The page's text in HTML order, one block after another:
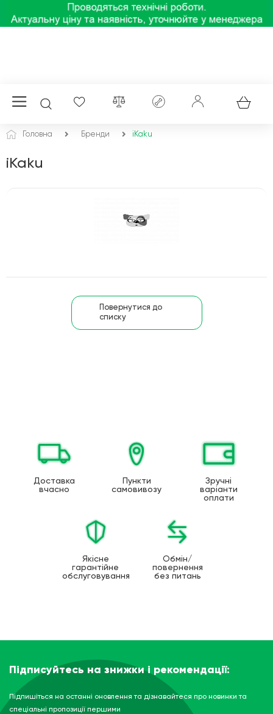
Головна Бренди iKaku
iKaku
Повернутися до
списку
Доставка
вчасно
Пункти
самовивозу
Зручні
варіанти
оплати
Якісне
гарантійне
обслуговування
Обмін/
повернення
без питань
Підписуйтесь на знижки і рекомендації:
Підпишіться на останні оновлення та дізнавайтеся про новинки та
спеціальні пропозиції першими